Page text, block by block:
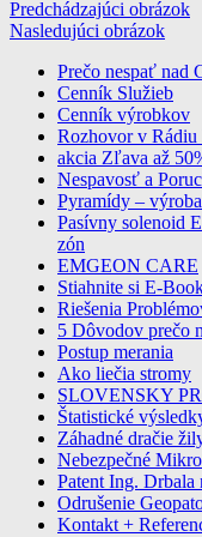
Predchádzajúci obrázok
Nasledujúci obrázok
profesionalne
Prečo nespať nad
Cenník Služieb
Cenník výrobkov
Rozhovor v Rádiu
akcia Zľava až
Nespavosť a
Pyramídy –
Pasívny solenoid
zón
EMGEON CARE
Stiahnite si E-
Riešenia
5 Dôvodov prečo
Postup merania
Ako liečia stromy
SLOVENSKY
Štatistické
Záhadné dračie
Nebezpečné
Patent Ing. Drbala
Odrušenie
Kontakt +